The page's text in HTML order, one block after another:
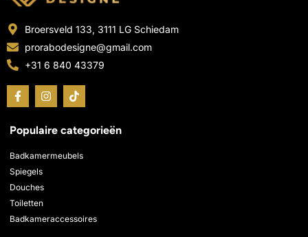
Broersveld 133, 3111 LG Schiedam
prorabodesigne@gmail.com
+31 6 840 43379
F
a
b
o
k
-
f
I
n
t
a
r
T
i
t
o
Populaire categorieën
Badkamermeubels
Spiegels
Douches
Toiletten
Badkameraccessoires